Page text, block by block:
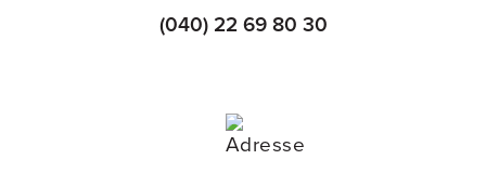
(040) 22 69 80 30